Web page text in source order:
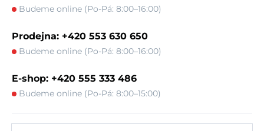
Budeme online (Po-Pá: 8:00–16:00)
Prodejna: +420 553 630 650
Budeme online (Po-Pá: 8:00–16:00)
E-shop: +420 555 333 486
Budeme online (Po-Pá: 8:00–15:00)